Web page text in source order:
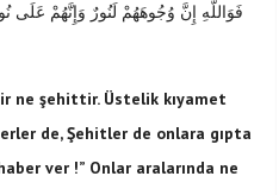
فَوَاللَّهِ إِنَّ وُجُوهَهُمْ لَنُورٌ وَإِنَّهُمْ عَلَى
ne şehittir. Üstelik kıyamet
de, Şehitler de onlara gıpta
ver !” Onlar aralarında ne